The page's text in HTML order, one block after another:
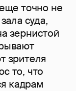
точно не
суда,
зернистой
зрителя
то, что
кадрам